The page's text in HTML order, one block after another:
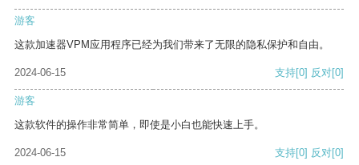
游客
这款加速器VPM应用程序已经为我们带来了无限的隐私保护和自由。
2024-06-15 支持[0] 反对[0]
游客
这款软件的操作非常简单，即使是小白也能快速上手。
2024-06-15 支持[0] 反对[0]